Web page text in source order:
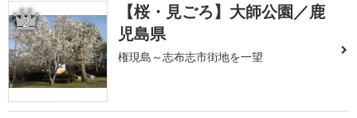
2
【桜・見ごろ】大師公園／鹿
児島県
権現島～志布志市街地を一望